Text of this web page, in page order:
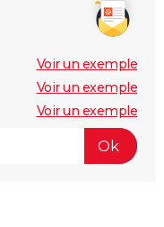
Voir un exemple
Voir un exemple
Voir un exemple